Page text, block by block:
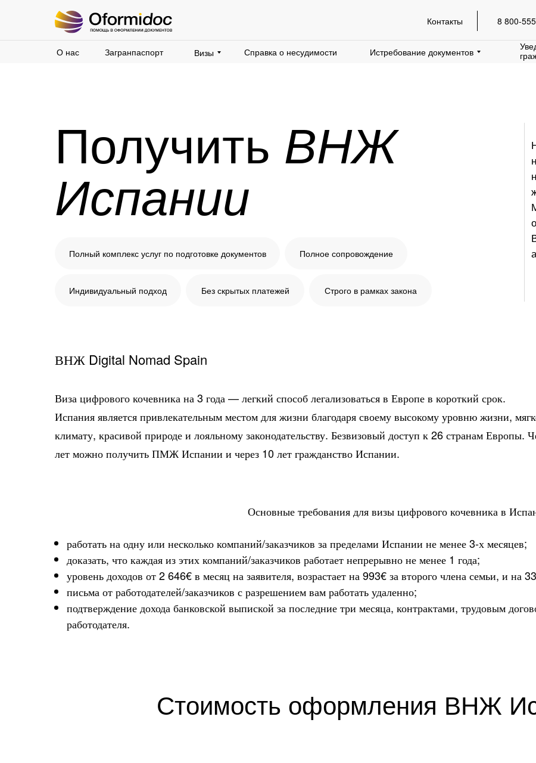
Контакты 8 800-
Загранпаспорт Визы Справка о несудимости
О нас Истребование документов
Получить ВНЖ
Испании
Полный комплекс услуг по подготовке документов Полное сопровождение
Индивидуальный подход Без скрытых платежей Строго в рамках закона
ВНЖ Digital Nomad Spain
Виза цифрового кочевника на 3 года — легкий способ легализоваться в Европе в короткий срок.
Испания является привлекательным местом для жизни благодаря своему высокому уровню жизни,
климату, красивой природе и лояльному законодательству. Безвизовый доступ к 26 странам Европы.
лет можно получить ПМЖ Испании и через 10 лет гражданство Испании.
Основные требования для визы цифрового кочевника в
работать на одну или несколько компаний/заказчиков за пределами Испании не менее 3-х месяцев;
доказать, что каждая из этих компаний/заказчиков работает непрерывно не менее 1 года;
уровень доходов от 2 646€ в месяц на заявителя, возрастает на 993€ за второго члена семьи, и на
письма от работодателей/заказчиков с разрешением вам работать удаленно;
подтверждение дохода банковской выпиской за последние три месяца, контрактами, трудовым
работодателя.
Стоимость оформления ВНЖ